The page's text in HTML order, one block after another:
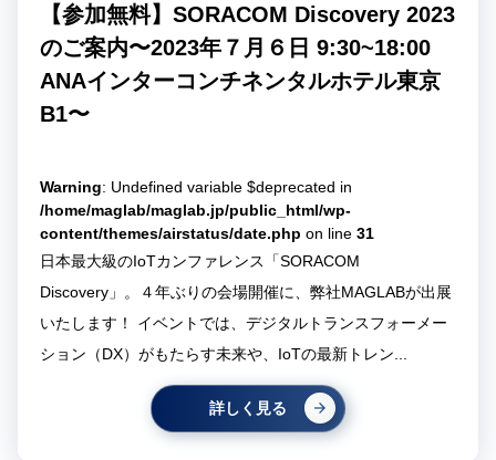
【参加無料】SORACOM Discovery 2023
のご案内〜2023年７月６日 9:30~18:00
ANAインターコンチネンタルホテル東京
B1〜
Warning: Undefined variable $deprecated in
/home/maglab/maglab.jp/public_html/wp-
content/themes/airstatus/date.php on line 31
日本最大級のIoTカンファレンス「SORACOM
Discovery」。４年ぶりの会場開催に、弊社MAGLABが出展
いたします！ イベントでは、デジタルトランスフォーメー
ション（DX）がもたらす未来や、IoTの最新トレン...
詳しく見る